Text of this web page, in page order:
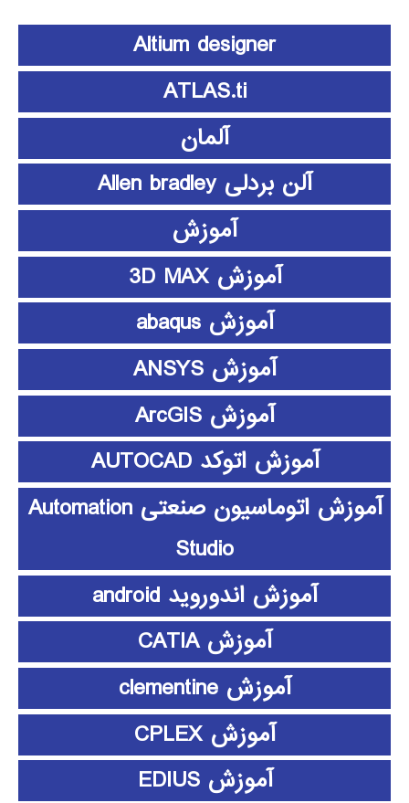
Altium designer
ATLAS.ti
آلمان
آلن بردلی Allen bradley
آموزش
آموزش 3D MAX
آموزش abaqus
آموزش ANSYS
آموزش ArcGIS
آموزش اتوکد AUTOCAD
آموزش اتوماسیون صنعتی Automation
Studio
آموزش اندوروید android
آموزش CATIA
آموزش clementine
آموزش CPLEX
آموزش EDIUS